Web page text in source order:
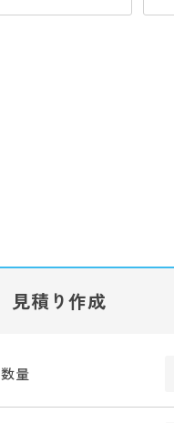
見積り作成
数量